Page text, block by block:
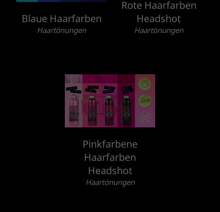
Blaue Haarfarben
Haartönungen
Rote Haarfarben
Headshot
Haartönungen
Pinkfarbene
Haarfarben
Headshot
Haartönungen